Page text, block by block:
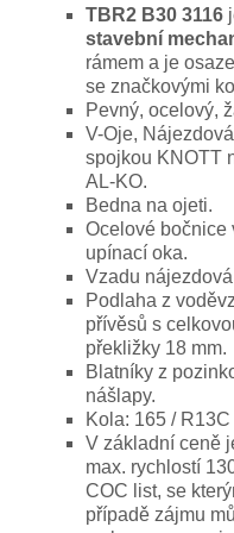
TBR2 B30 3116
stavební
rámem a je
se značkovými
Pevný, ocelový,
V-Oje,
spojkou KNOTT
AL-KO.
Bedna na ojeti.
Ocelové bočnice
upínací oka.
Vzadu
Podlaha z
přívěsů s
překližky 18 mm.
Blatníky z
nášlapy.
Kola: 165 /
V základní ceně
max. rychlostí
COC list, se
případě zájmu